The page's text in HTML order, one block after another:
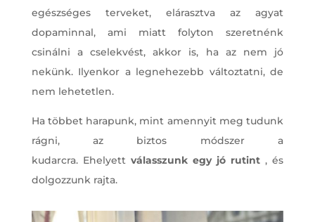
egészséges terveket, elárasztva az agyat
dopaminnal, ami miatt folyton szeretnénk
csinálni a cselekvést, akkor is, ha az nem jó
nekünk. Ilyenkor a legnehezebb változtatni, de
nem lehetetlen.
Ha többet harapunk, mint amennyit meg tudunk
rágni, az biztos módszer a
kudarcra. Ehelyett válasszunk egy jó rutint , és
dolgozzunk rajta.